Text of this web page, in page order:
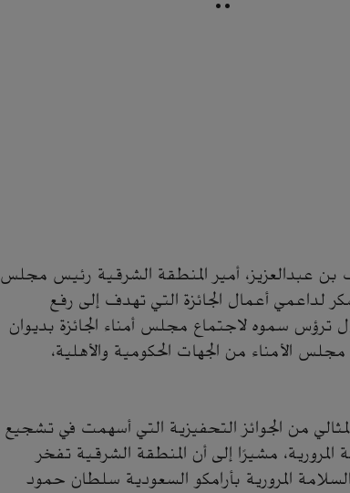
عبدالعزيز، أمير المنطقة الشرقية رئيس مجلس
لداعمي أعمال الجائزة التي تهدف إلى رفع
ترؤس سموه لاجتماع مجلس أمناء الجائزة بديوان
الأمناء من الجهات الحكومية والأهلية،
من الجوائز التحفيزية التي أسهمت في تشجيع
المرورية، مشيرًا إلى أن المنطقة الشرقية تفخر
المرورية بأرامكو السعودية سلطان حمود